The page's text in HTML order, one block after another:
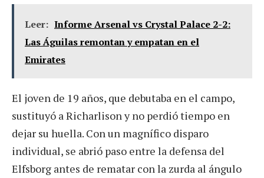
Leer: Informe Arsenal vs Crystal Palace 2-2:
Las Águilas remontan y empatan en el
Emirates
El joven de 19 años, que debutaba en el campo,
sustituyó a Richarlison y no perdió tiempo en
dejar su huella. Con un magnífico disparo
individual, se abrió paso entre la defensa del
Elfsborg antes de rematar con la zurda al ángulo